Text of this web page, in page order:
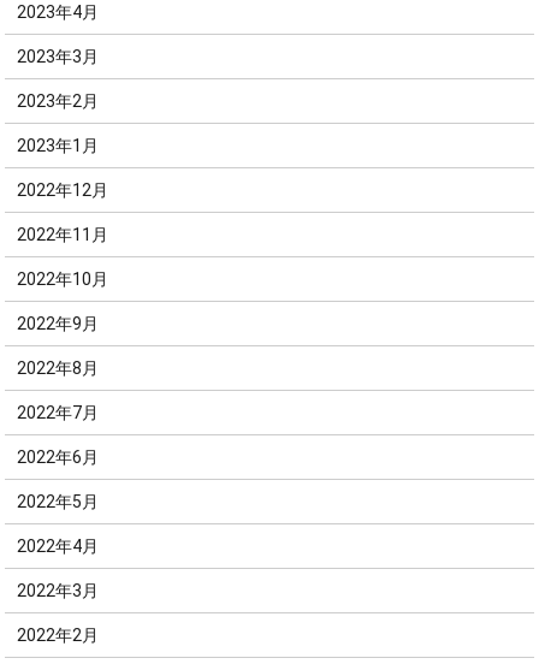
2023年4月
2023年3月
2023年2月
2023年1月
2022年12月
2022年11月
2022年10月
2022年9月
2022年8月
2022年7月
2022年6月
2022年5月
2022年4月
2022年3月
2022年2月